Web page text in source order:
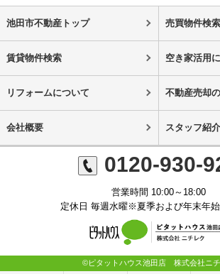
池田市不動産トップ 売買物件検索
賃貸物件検索 空き家活用
リフォームについて 不動産売却
会社概要 スタッフ紹介
0120-930-
営業時間 10:00～18:00
定休日 毎週水曜※夏季および年末年始
©ピタットハウス池田店 株式会社ニ